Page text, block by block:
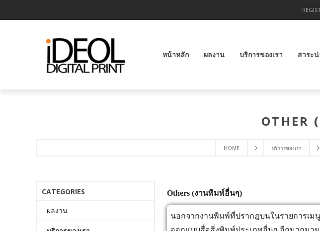
หน้าหลัก ผลงาน บริการของเรา สาระ
HOME บริการของเรา
OTHER
Others (งานพิมพ์อื่นๆ)
นอกจากงานพิมพ์ที่ปรากฎบนในรายการเม
CATEGORIES
ผลงาน